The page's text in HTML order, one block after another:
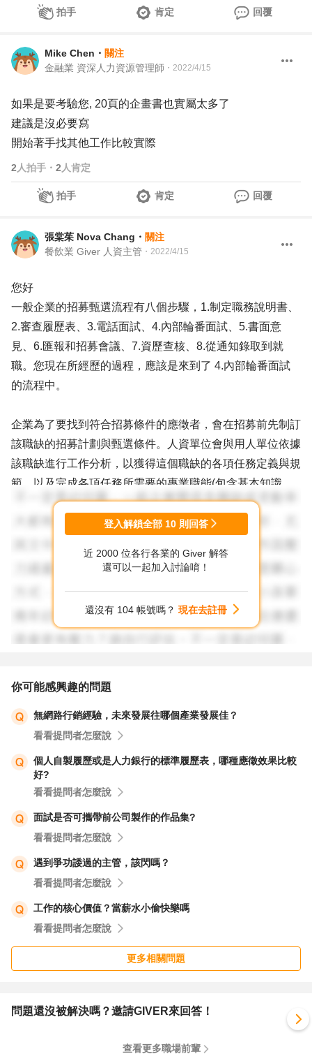
拍手 肯定 回覆
Mike Chen ・ 關注
金融業 資深人力資源管理師 ・ 2022/4/15
如果是要考驗您, 20頁的企畫書也實屬太多了
建議是沒必要寫
開始著手找其他工作比較實際
2 人拍手 ・ 2 人肯定
拍手 肯定 回覆
張棠茱 Nova Chang ・ 關注
餐飲業 Giver 人資主管 ・ 2022/4/15
您好
一般企業的招募甄選流程有八個步驟，1.制定職務說明書、
2.審查履歷表、3.電話面試、4.內部輪番面試、5.書面意
見、6.匯報和招募會議、7.資歷查核、8.從通知錄取到就
職。您現在所經歷的過程，應該是來到了 4.內部輪番面試
的流程中。
企業為了要找到符合招募條件的應徵者，會在招募前先制訂
該職缺的招募計劃與甄選條件。人資單位會與用人單位依據
該職缺進行工作分析，以獲得這個職缺的各項任務定義與規
範，以及完成各項任務所需要的專業職能(包含基本知識、
技能、態度及其他特質)；這是八個步驟中的第一步驟─制定
企業透過這個設計好的職務說明書，公告到不同的招募管
徵。這是八個步驟中的第二及第三步驟─審查履歷表及電話
面試。
明書的人才，就需要用到一些公正公平的甄選工具(包含企
符合程序公平的甄選活動(有些關鍵職缺會請應徵者提供相
關作品、相關提案企畫書、相關能夠證明應徵者符合專業職
能的證明文件)。這是八個步驟中的第四步驟─內部輪番面
為您回答的部份我們談到這裡，您是否能夠理解了呢？
企業為了要真正「選對人」是很大費周章的，因為人才選對
了，而這個「對」的人才是否能接受企業的文化、制度、福
企業的整體發展具有很大的影響力。
當然，您會有這樣的顧慮在所難免，因為您也在選企業呀！
那麼，您是否也該為自己設計一個甄選好的企業能讓您有意
登入解鎖全部 10 則回答
近 2000 位各行各業的 Giver 解答
還可以一起加入討論唷！
還沒有 104 帳號嗎？ 現在去註冊
你可能感興趣的問題
無網路行銷經驗，未來發展往哪個產業發展佳？
看看提問者怎麼說
個人自製履歷或是人力銀行的標準履歷表，哪種應徵效果比較
好?
看看提問者怎麼說
面試是否可攜帶前公司製作的作品集?
看看提問者怎麼說
遇到爭功諉過的主管，該閃嗎？
看看提問者怎麼說
工作的核心價值？當薪水小偷快樂嗎
看看提問者怎麼說
更多相關問題
問題還沒被解決嗎？邀請GIVER來回答！
查看更多職場前輩